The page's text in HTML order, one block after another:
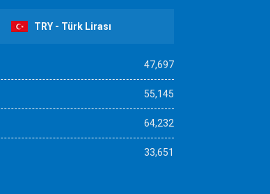
TRY - Türk Lirası
47,697
55,145
64,232
33,651